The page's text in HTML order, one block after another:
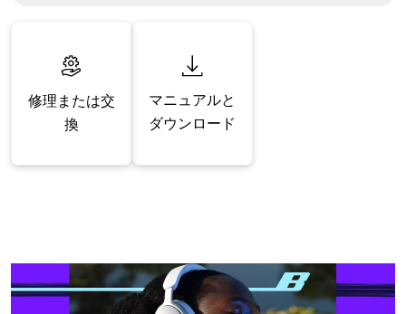
修理または交
換
マニュアルと
ダウンロード